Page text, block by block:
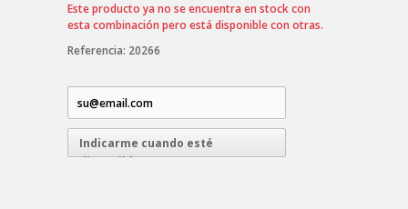
Este producto ya no se encuentra en stock con
esta combinación pero está disponible con otras.
Referencia: 20266
Indicarme cuando esté
disponible